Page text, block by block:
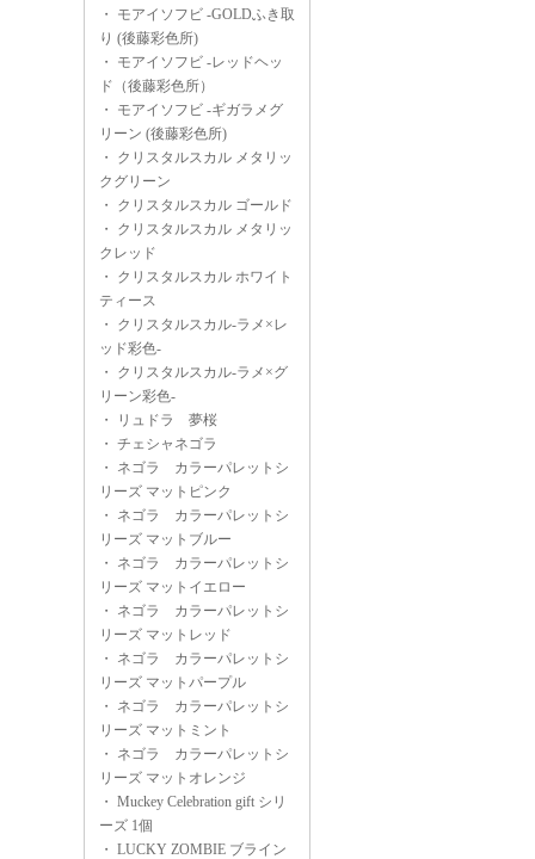
・ モアイソフビ -GOLDふき取
り (後藤彩色所)
・ モアイソフビ -レッドヘッ
ド（後藤彩色所）
・ モアイソフビ -ギガラメグ
リーン (後藤彩色所)
・ クリスタルスカル メタリッ
クグリーン
・ クリスタルスカル ゴールド
・ クリスタルスカル メタリッ
クレッド
・ クリスタルスカル ホワイト
ティース
・ クリスタルスカル-ラメ×レ
ッド彩色-
・ クリスタルスカル-ラメ×グ
リーン彩色-
・
リュドラ 夢桜
・ チェシャネゴラ
・ ネゴラ カラーパレットシ
リーズ マットピンク
・ ネゴラ カラーパレットシ
リーズ マットブルー
・ ネゴラ カラーパレットシ
リーズ マットイエロー
・ ネゴラ カラーパレットシ
リーズ マットレッド
・ ネゴラ カラーパレットシ
リーズ マットパープル
・ ネゴラ カラーパレットシ
リーズ マットミント
・ ネゴラ カラーパレットシ
リーズ マットオレンジ
・ Muckey Celebration gift シリ
ーズ 1個
・ LUCKY ZOMBIE ブライン